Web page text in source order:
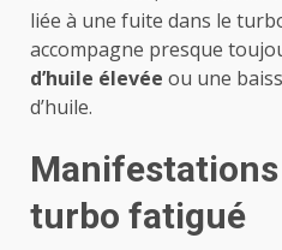
liée à une fuite dans le
accompagne presque
d’huile élevée ou une
d’huile.
Manifestations
turbo fatigué